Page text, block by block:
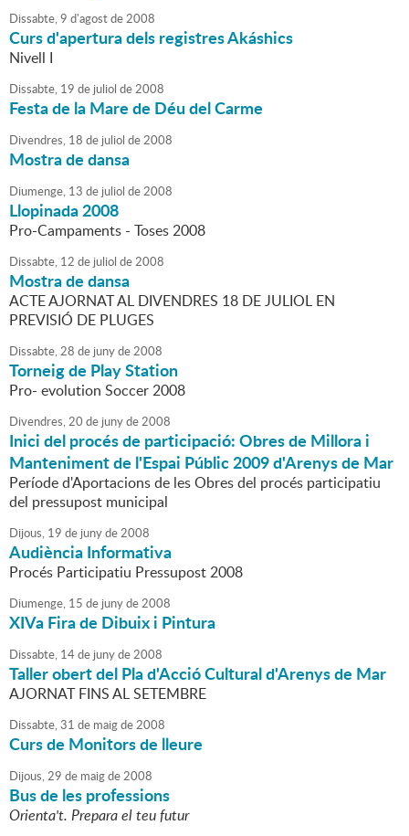
Dissabte,9 d'agostde2008
Curs d'apertura dels registres Akáshics
Nivell I
Dissabte, 19 de juliol de2008
Festa de la Mare de Déu del Carme
Divendres, 18 de juliol de2008
Mostra de dansa
Diumenge, 13 de juliol de2008
Llopinada 2008
Pro-Campaments - Toses 2008
Dissabte, 12 de juliol de2008
Mostra de dansa
ACTE AJORNAT AL DIVENDRES 18 DE JULIOL EN
PREVISIÓ DE PLUGES
Dissabte,28 de junyde2008
Torneig de Play Station
Pro- evolution Soccer 2008
Divendres,20 de junyde2008
Inici del procés de participació: Obres de Millora i
Manteniment de l'Espai Públic 2009 d'Arenys de Mar
Període d'Aportacions de les Obres del procés participatiu
del pressupost municipal
Dijous, 19 de junyde2008
Audiència Informativa
Procés Participatiu Pressupost 2008
Diumenge, 15 de junyde2008
XIVa Fira de Dibuix i Pintura
Dissabte, 14de junyde2008
Taller obert del Pla d'Acció Cultural d'Arenys de Mar
AJORNAT FINS AL SETEMBRE
Dissabte,31 de maigde2008
Curs de Monitors de lleure
Dijous,29 de maigde2008
Bus de les professions
Orienta't. Prepara el teu futur